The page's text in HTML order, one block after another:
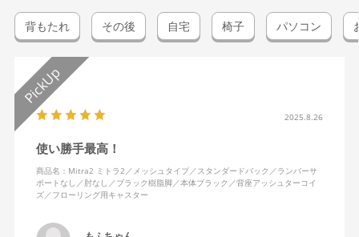
背もたれ その後 自宅 椅子 パソコン
2025.8.26
使い勝手最高！
商品名：Mitra2 ミトラ2／メッシュタイプ／スタンダードバック／ランバーサ
ポートなし／肘なし／ブラック樹脂脚／本体ブラック／背座アッシュターコイ
ズ／フローリング用キャスター